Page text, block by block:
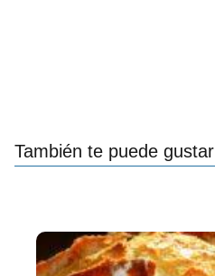
También te puede gustar